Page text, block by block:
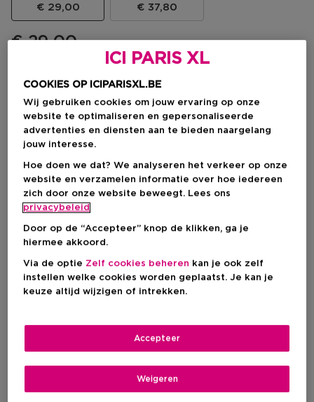
€ 29,00 € 37,80
€ 29,00
IN WINKELMANDJE
Levering aan huis
Op voorraad
Ophalen in een winkel
Ophalen in een winkel nabij jou.
Korte beschrijving
Ingrediënt Met eiwit
Natriumlauryl- of natriumlaurethsulfaten
Haartype Beschadigd
ICI PARIS XL
COOKIES OP ICIPARISXL.BE
Wij gebruiken cookies om jouw ervaring op onze
website te optimaliseren en gepersonaliseerde
advertenties en diensten aan te bieden naargelang
jouw interesse.
Hoe doen we dat? We analyseren het verkeer op onze
website en verzamelen informatie over hoe iedereen
zich door onze website beweegt. Lees ons
privacybeleid
Door op de “Accepteer” knop de klikken, ga je
hiermee akkoord.
Via de optie Zelf cookies beheren kan je ook zelf
instellen welke cookies worden geplaatst. Je kan je
keuze altijd wijzigen of intrekken.
Weigeren
Accepteer